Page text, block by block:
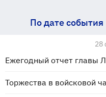
По дате события
28
Ежегодный отчет главы
Торжества в войсковой